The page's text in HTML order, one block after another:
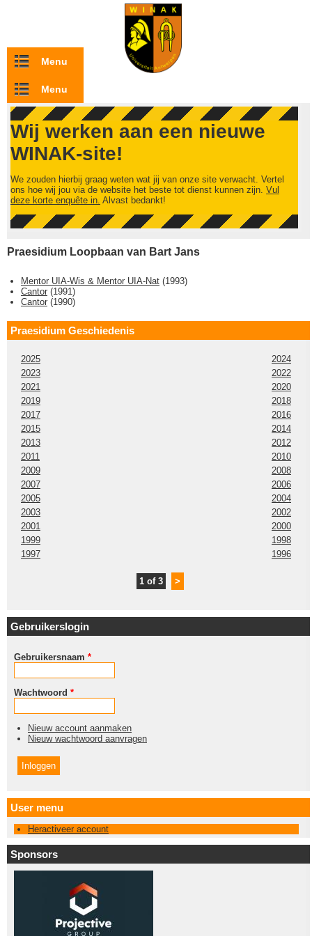
Overslaan en naar de inhoud gaan
Menu
Menu
Wij werken aan een nieuwe
WINAK-site!
We zouden hierbij graag weten wat jij van onze site verwacht. Vertel
ons hoe wij jou via de website het beste tot dienst kunnen zijn. Vul
deze korte enquête in. Alvast bedankt!
Praesidium Loopbaan van Bart Jans
Mentor UIA-Wis & Mentor UIA-Nat (1993)
Cantor (1991)
Cantor (1990)
Praesidium Geschiedenis
2025
2024
2023
2022
2021
2020
2019
2018
2017
2016
2015
2014
2013
2012
2011
2010
2009
2008
2007
2006
2005
2004
2003
2002
2001
2000
1999
1998
1997
1996
1 of 3 >
Gebruikerslogin
Gebruikersnaam *
Wachtwoord *
Nieuw account aanmaken
Nieuw wachtwoord aanvragen
User menu
Heractiveer account
Sponsors